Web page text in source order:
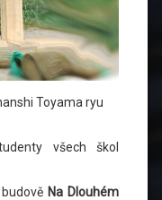
Toyama ryu
všech škol
Na Dlouhém